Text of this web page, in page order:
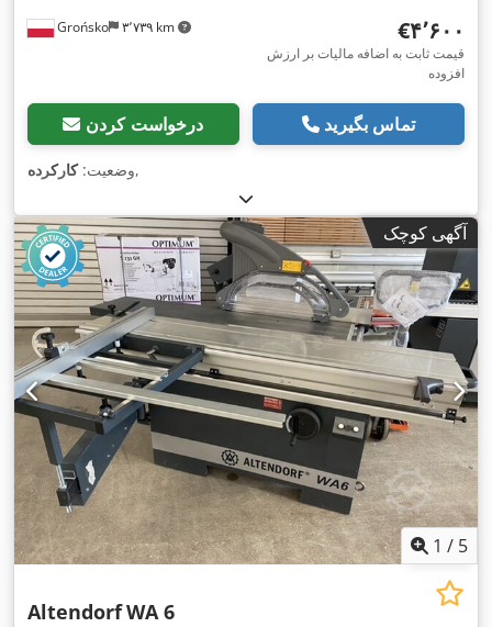
Grońsko ۳٬۷۳۹ km ‎€۴٬۶۰۰
قیمت ثابت به اضافه مالیات بر ارزش
افزوده
درخواست کردن تماس بگیرید
وضعیت:کارکرده ,
آگهی کوچک
1 / 5
AltendorfWA 6